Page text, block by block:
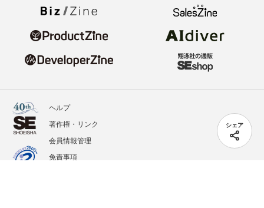
シェア
ヘルプ
著作権・リンク
会員情報管理
免責事項